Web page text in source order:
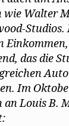
Walter
Studios.
das die
Im
an Louis B.